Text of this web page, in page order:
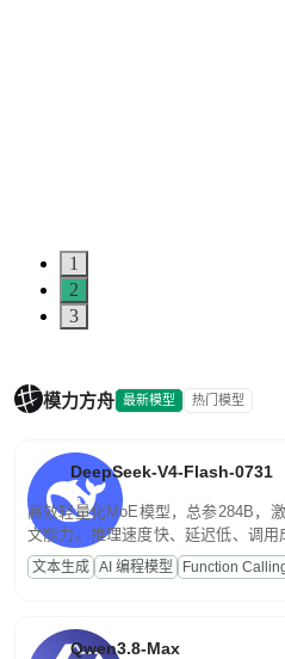
1
2
3
模力方舟 最新模型 热门模型
DeepSeek-V4-Flash-0731
高效轻量化MoE模型，总参284B，
文能力。推理速度快、延迟低、调
高并发、轻量化任务，适合日常对话
文案处理等普惠刚需场景。
文本生成 AI 编程模型 Function
Qwen3.8-Max